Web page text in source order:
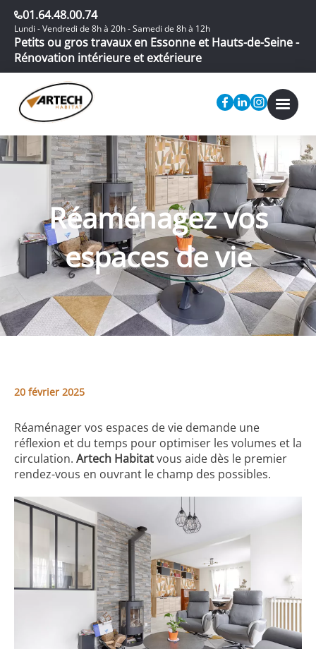
01.64.48.00.74
Lundi - Vendredi de 8h à 20h - Samedi de 8h à 12h
Petits ou gros travaux en Essonne et Hauts-de-Seine -
Rénovation intérieure et extérieure
Réaménagez vos
espaces de vie
20 février 2025
Réaménager vos espaces de vie demande une
réflexion et du temps pour optimiser les volumes et la
circulation. Artech Habitatvous aide dès le premier
rendez-vous en ouvrant le champ des possibles.